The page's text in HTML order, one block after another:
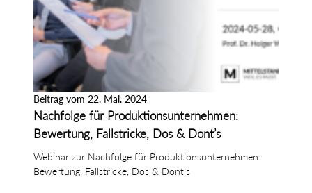
Beitrag vom 22. Mai. 2024
Nachfolge für Produktionsunternehmen:
Bewertung, Fallstricke, Dos & Dont’s
Webinar zur Nachfolge für Produktionsunternehmen:
Bewertung, Fallstricke, Dos & Dont's